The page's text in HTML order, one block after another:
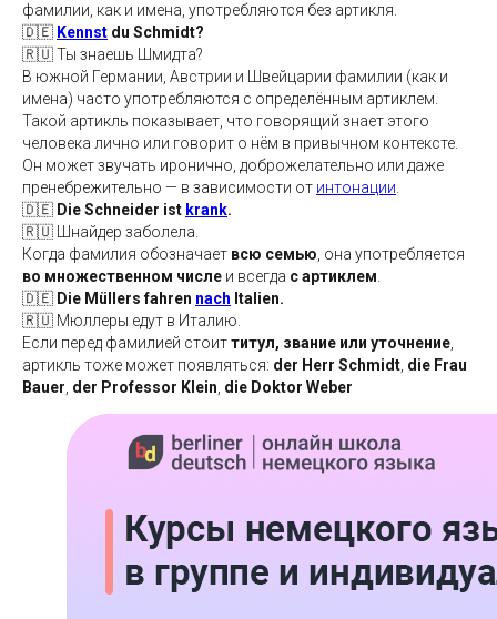
фамилии, как и имена, употребляются без артикля.
🇩🇪 Kennst du Schmidt?
🇷🇺 Ты знаешь Шмидта?
В южной Германии, Австрии и Швейцарии фамилии (как и
имена) часто употребляются с определённым артиклем.
Такой артикль показывает, что говорящий знает этого
человека лично или говорит о нём в привычном контексте.
Он может звучать иронично, доброжелательно или даже
пренебрежительно — в зависимости от интонации
🇩🇪 Die Schneider ist krank.
🇷🇺 Шнайдер заболела.
Когда фамилия обозначает всю семью , она употребляется
во множественном числе и всегда с артиклем
🇩🇪 Die Müllers fahren nach Italien.
🇷🇺 Мюллеры едут в Италию.
Если перед фамилией стоиттитул, звание или уточнение
артикль тоже может появляться: der Herr Schmidt die Frau
Bauer der Professor Klein die Doktor Weber